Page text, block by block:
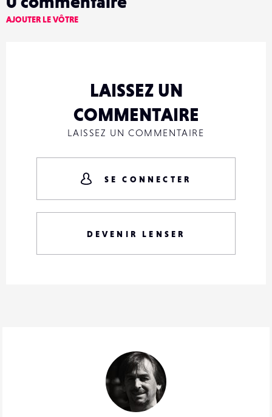
AJOUTER LE VÔTRE
LAISSEZ UN
COMMENTAIRE
LAISSEZ UN COMMENTAIRE
SE CONNECTER
DEVENIR LENSER